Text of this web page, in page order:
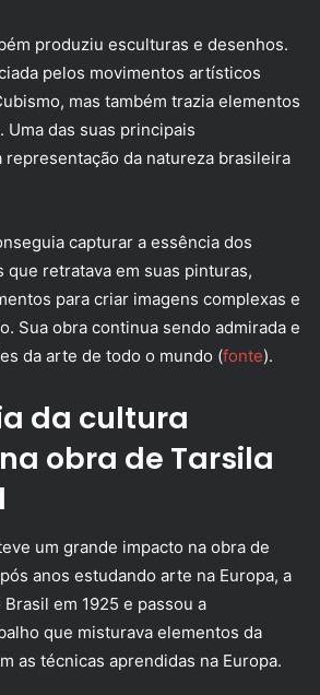
produziu esculturas e desenhos.
pelos movimentos artísticos
mas também trazia elementos
das suas principais
representação da natureza brasileira
capturar a essência dos
que retratava em suas pinturas,
para criar imagens complexas e
Sua obra continua sendo admirada e
da arte de todo o mundo (fonte).
da cultura
obra de Tarsila
um grande impacto na obra de
anos estudando arte na Europa, a
em 1925 e passou a
que misturava elementos da
as técnicas aprendidas na Europa.